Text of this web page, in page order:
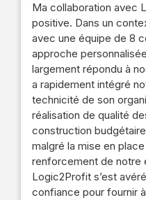
Ma collaboration avec
positive. Dans un
avec une équipe de 8
approche
largement répondu à
a rapidement intégré
technicité de son
réalisation de qualité
construction
malgré la mise en
renforcement de notre
Logic2Profit s’est
confiance pour fournir